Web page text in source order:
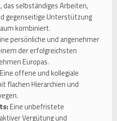
das selbständiges Arbeiten,
gegenseitige Unterstützung
kombiniert.
persönliche und angenehmer
der erfolgreichsten
Europas.
Eine offene und kollegiale
flachen Hierarchien und
Eine unbefristete
Vergütung und